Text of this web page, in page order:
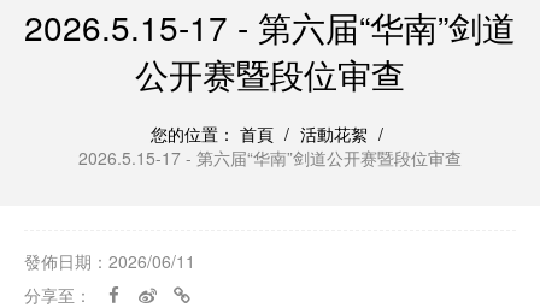
2026.5.15-17 - 第六届“华南”剑道
公开赛暨段位审查
您的位置： 首頁 / 活動花絮 /
2026.5.15-17 - 第六届“华南”剑道公开赛暨段位审查
發佈日期：2026/06/11
分享至：